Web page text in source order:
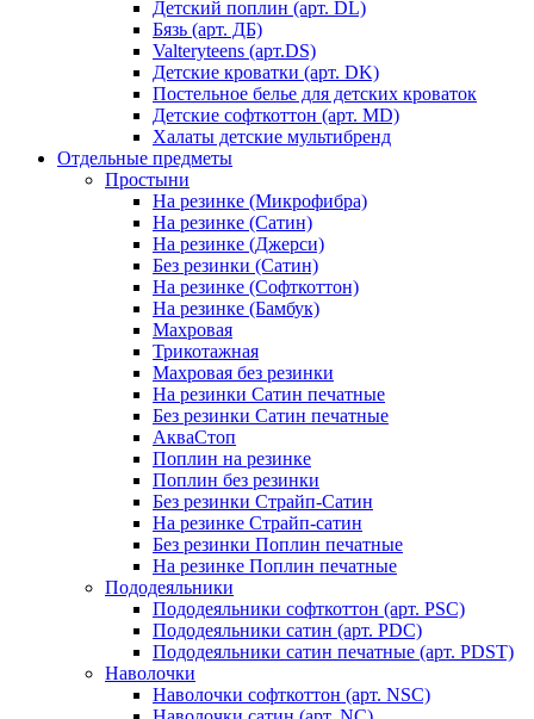
Детский поплин (арт. DL)
Бязь (арт. ДБ)
Valteryteens (арт.DS)
Детские кроватки (арт. DK)
Постельное белье для детских кроваток
Детские софткоттон (арт. MD)
Халаты детские мультибренд
Отдельные предметы
Простыни
На резинке (Микрофибра)
На резинке (Сатин)
На резинке (Джерси)
Без резинки (Сатин)
На резинке (Софткоттон)
На резинке (Бамбук)
Махровая
Трикотажная
Махровая без резинки
На резинки Сатин печатные
Без резинки Сатин печатные
АкваСтоп
Поплин на резинке
Поплин без резинки
Без резинки Страйп-Сатин
На резинке Страйп-сатин
Без резинки Поплин печатные
На резинке Поплин печатные
Пододеяльники
Пододеяльники софткоттон (арт. PSC)
Пододеяльники сатин (арт. PDC)
Пододеяльники сатин печатные (арт. PDST)
Наволочки
Наволочки софткоттон (арт. NSC)